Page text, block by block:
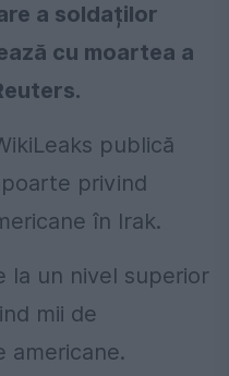
a soldaților
cu moartea a
publică
privind
în Irak.
la un nivel superior
mii de
americane.